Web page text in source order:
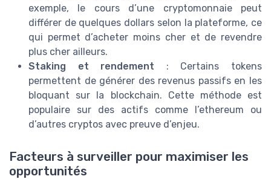
exemple, le cours d’une cryptomonnaie peut
différer de quelques dollars selon la plateforme, ce
qui permet d’acheter moins cher et de revendre
plus cher ailleurs.
Staking et rendement : Certains tokens
permettent de générer des revenus passifs en les
bloquant sur la blockchain. Cette méthode est
populaire sur des actifs comme l’ethereum ou
d’autres cryptos avec preuve d’enjeu.
Facteurs à surveiller pour maximiser les
opportunités